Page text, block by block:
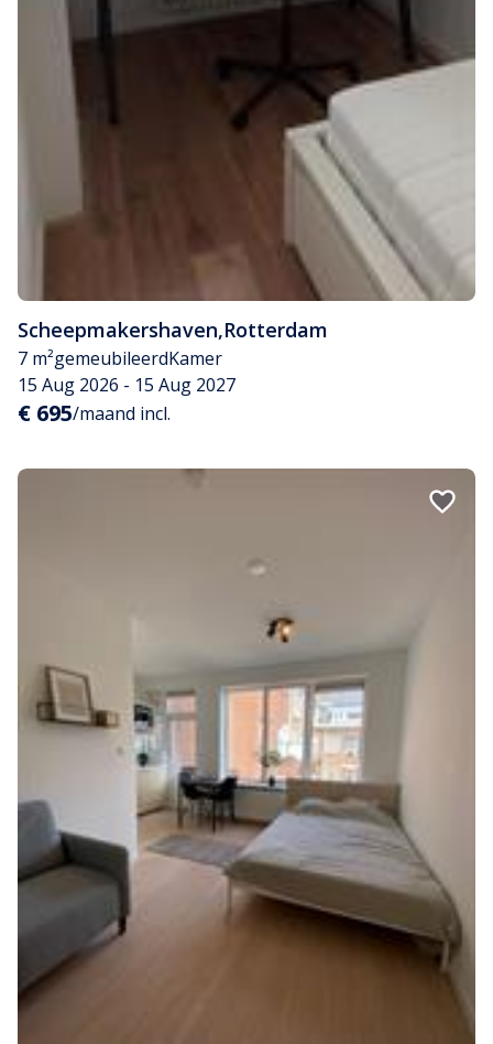
Scheepmakershaven,Rotterdam
7 m²gemeubileerdKamer
15 Aug 2026 - 15 Aug 2027
€ 695/maand incl.